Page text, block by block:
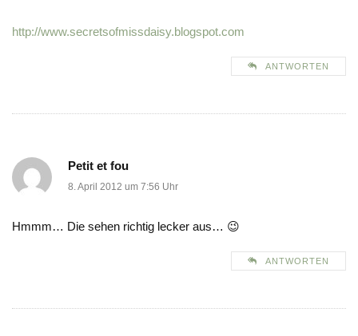
http://www.secretsofmissdaisy.blogspot.com
ANTWORTEN
Petit et fou
8. April 2012 um 7:56 Uhr
Hmmm… Die sehen richtig lecker aus… 😉
ANTWORTEN